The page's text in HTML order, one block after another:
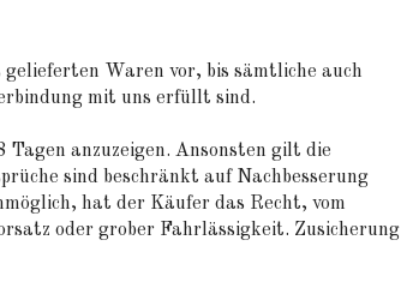
Waren vor, bis sämtliche auch
mit uns erfüllt sind.
anzuzeigen. Ansonsten gilt die
sind beschränkt auf Nachbesserung
hat der Käufer das Recht, vom
oder grober Fahrlässigkeit. Zusicherung